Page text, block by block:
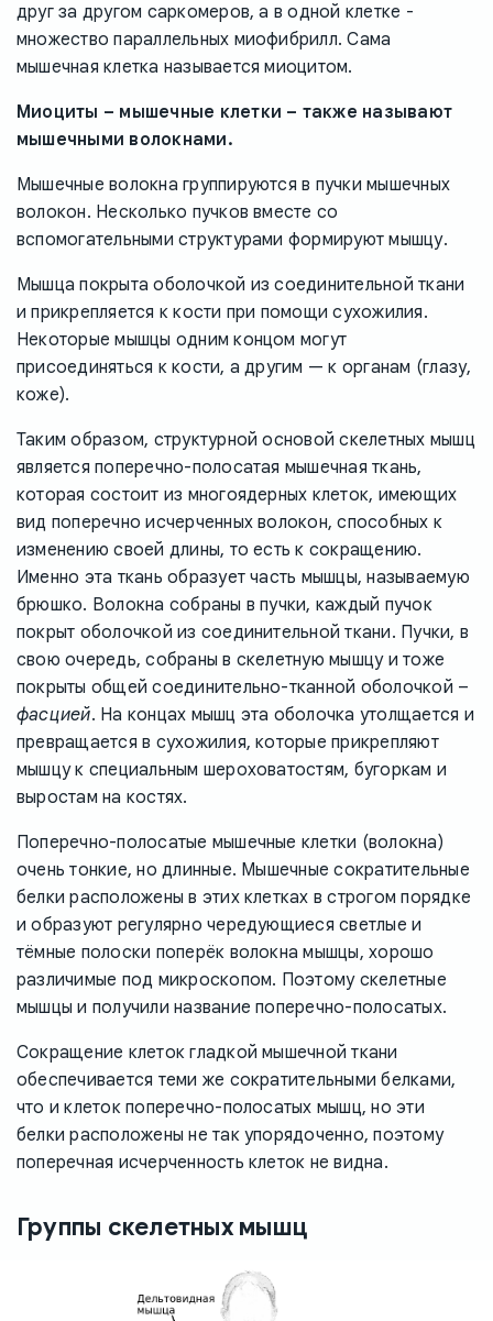
друг за другом саркомеров, а в одной клетке -
множество параллельных миофибрилл. Сама
мышечная клетка называется миоцитом.
Миоциты – мышечные клетки – также называют
мышечными волокнами.
Мышечные волокна группируются в пучки мышечных
волокон. Несколько пучков вместе со
вспомогательными структурами формируют мышцу.
Мышца покрыта оболочкой из соединительной ткани
и прикрепляется к кости при помощи сухожилия.
Некоторые мышцы одним концом могут
присоединяться к кости, а другим — к органам (глазу,
коже).
Таким образом, структурной основой скелетных мышц
является поперечно-полосатая мышечная ткань,
которая состоит из многоядерных клеток, имеющих
вид поперечно исчерченных волокон, способных к
изменению своей длины, то есть к сокращению.
Именно эта ткань образует часть мышцы, называемую
брюшко. Волокна собраны в пучки, каждый пучок
покрыт оболочкой из соединительной ткани. Пучки, в
свою очередь, собраны в скелетную мышцу и тоже
покрыты общей соединительно-тканной оболочкой –
фасцией. На концах мышц эта оболочка утолщается и
превращается в сухожилия, которые прикрепляют
мышцу к специальным шероховатостям, бугоркам и
выростам на костях.
Поперечно-полосатые мышечные клетки (волокна)
очень тонкие, но длинные. Мышечные сократительные
белки расположены в этих клетках в строгом порядке
и образуют регулярно чередующиеся светлые и
тёмные полоски поперёк волокна мышцы, хорошо
различимые под микроскопом. Поэтому скелетные
мышцы и получили название поперечно-полосатых.
Сокращение клеток гладкой мышечной ткани
обеспечивается теми же сократительными белками,
что и клеток поперечно-полосатых мышц, но эти
белки расположены не так упорядоченно, поэтому
поперечная исчерченность клеток не видна.
Группы скелетных мышц